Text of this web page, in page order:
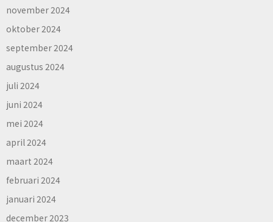
november 2024
oktober 2024
september 2024
augustus 2024
juli 2024
juni 2024
mei 2024
april 2024
maart 2024
februari 2024
januari 2024
december 2023